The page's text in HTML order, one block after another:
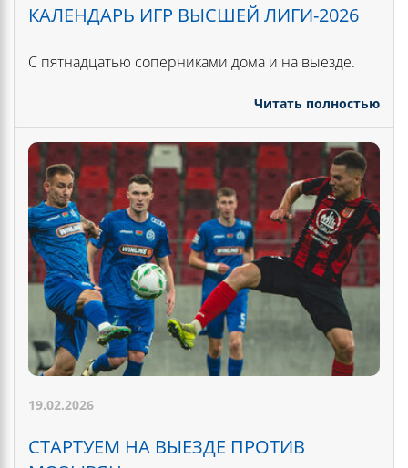
КАЛЕНДАРЬ ИГР ВЫСШЕЙ ЛИГИ-2026
С пятнадцатью соперниками дома и на выезде.
Читать полностью
19.02.2026
СТАРТУЕМ НА ВЫЕЗДЕ ПРОТИВ